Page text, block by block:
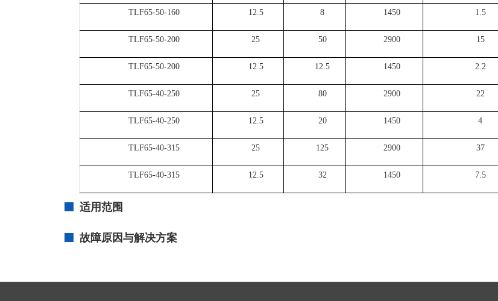
TLF65-50-160 12.5 8 1450 1.5
TLF65-50-200 25 50 2900 15
TLF65-50-200 12.5 12.5 1450 2.2
TLF65-40-250 25 80 2900 22
TLF65-40-250 12.5 20 1450 4
TLF65-40-315 25 125 2900 37
TLF65-40-315 12.5 32 1450 7.5
适用范围
故障原因与解决方案